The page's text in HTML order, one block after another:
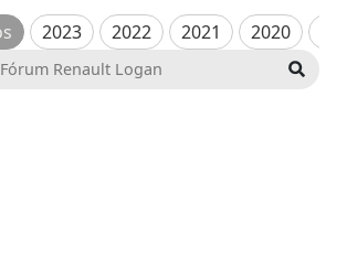
2023 2022 2021 2020